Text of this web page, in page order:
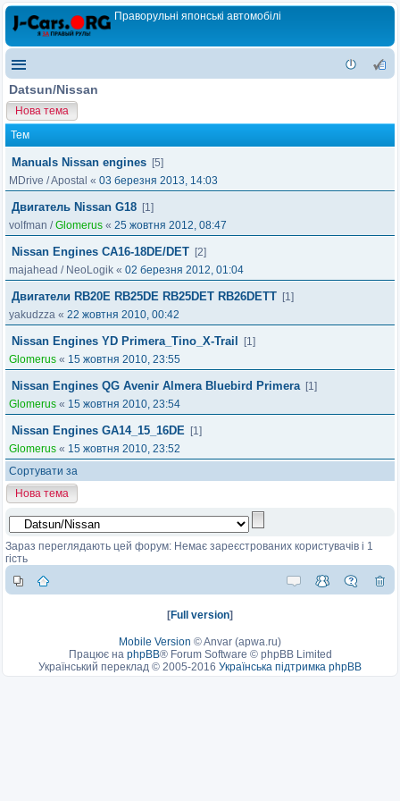
Праворульні японські автомобілі
Datsun/Nissan
Нова тема
Тем
Manuals Nissan engines [5]
MDrive /Apostal « 03 березня 2013, 14:03
Двигатель Nissan G18 [1]
volfman /Glomerus « 25 жовтня 2012, 08:47
Nissan Engines CA16-18DE/DET [2]
majahead / NeoLogik « 02 березня 2012, 01:04
Двигатели RB20E RB25DE RB25DET RB26DETT [1]
yakudzza « 22 жовтня 2010, 00:42
Nissan Engines YD Primera_Tino_X-Trail
[1]
Glomerus « 15 жовтня 2010, 23:55
Nissan Engines QG Avenir Almera Bluebird Primera [1]
Glomerus « 15 жовтня 2010, 23:54
Nissan Engines GA14_15_16DE [1]
Glomerus « 15 жовтня 2010, 23:52
Сортувати за
Нова тема
Зараз переглядають цей форум: Немає зареєстрованих користувачів і 1
гість
[Full version]
Mobile Version ©Anvar (apwa.ru)
Працює на phpBB® Forum Software © phpBB Limited
Український переклад © 2005-2016 Українська підтримка phpBB